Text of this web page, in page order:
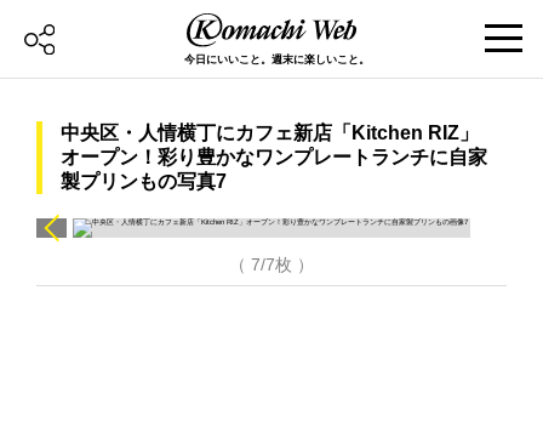
今日にいいこと。週末に楽しいこと。
中央区・人情横丁にカフェ新店「Kitchen RIZ」
オープン！彩り豊かなワンプレートランチに自家
製プリンもの写真7
（ 7/7枚 ）